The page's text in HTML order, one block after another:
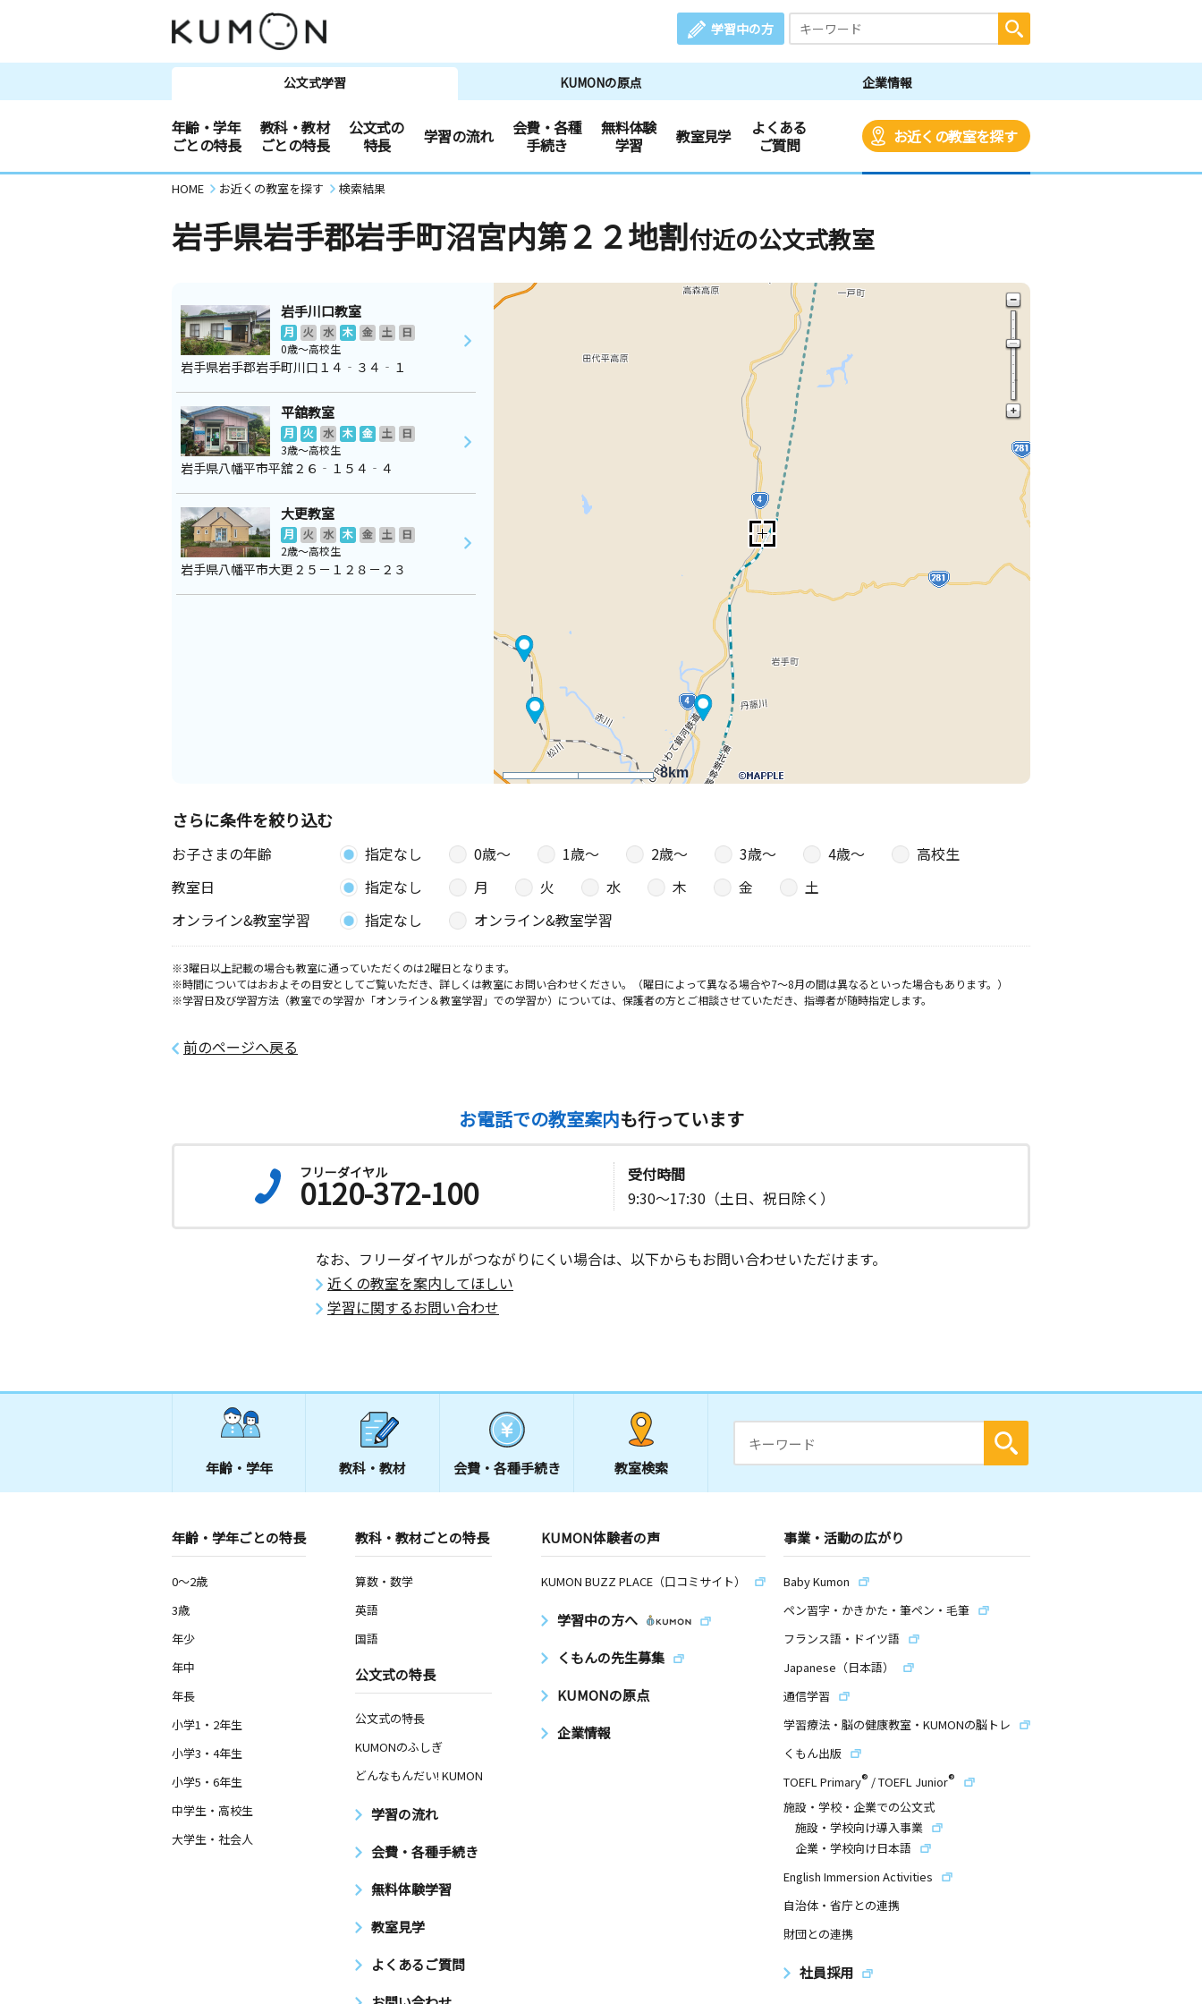
学習中の方
公文式学習 KUMONの原点 企業情報
年齢・学年
ごとの特長
教科・教材
ごとの特長
公文式の
特長
学習の流れ
会費・各種
手続き
無料体験
学習
教室見学
よくある
ご質問
お近くの教室を探す
HOME お近くの教室を探す 検索結果
岩手県岩手郡岩手町沼宮内第２２地割付近の公文式教室
8km
岩手川口教室
月 火 水 木 金 土
日
0歳～高校生
岩手県岩手郡岩手町川口１４‐３４‐１
平舘教室
月 火 水 木 金 土
日
3歳～高校生
岩手県八幡平市平舘２６‐１５４‐４
大更教室
月 火 水 木 金 土
日
2歳～高校生
岩手県八幡平市大更２５－１２８－２３
さらに条件を絞り込む
お子さまの年齢 指定なし 0歳〜 1歳〜 2歳〜 3歳〜 4歳〜
高校生
教室日
指定なし 月 火 水 木 金
土
オンライン&教室学習
指定なし オンライン&教室学習
※3曜日以上記載の場合も教室に通っていただくのは2曜日となります。
※時間についてはおおよその目安としてご覧いただき、詳しくは教室にお問い合わせください。（曜日によって異なる場合や7～8月の間は異なるといった場合もあります。）
※学習日及び学習方法（教室での学習か「オンライン＆教室学習」での学習か）については、保護者の方とご相談させていただき、指導者が随時指定します。
前のページへ戻る
お電話での教室案内も行っています
フリーダイヤル
0120-372-100
受付時間
9:30～17:30（土日、祝日除く）
なお、フリーダイヤルがつながりにくい場合は、以下からもお問い合わせいただけます。
近くの教室を案内してほしい
学習に関するお問い合わせ
年齢・学年 教科・教材 会費・ 各種手続き 教室検索
年齢・学年ごとの特長
0～2歳
3歳
年少
年中
年長
小学1・2年生
小学3・4年生
小学5・6年生
中学生・高校生
大学生・社会人
教科・教材ごとの特長
算数・数学
英語
国語
公文式の特長
公文式の特長
KUMONのふしぎ
どんなもんだい! KUMON
学習の流れ
会費・各種手続き
無料体験学習
教室見学
よくあるご質問
KUMON体験者の声
KUMON BUZZ PLACE（口コミサイト）
学習中の方へ
くもんの先生募集
KUMONの原点
企業情報
事業・活動の広がり
Baby Kumon
ペン習字・かきかた・筆ペン・毛筆
フランス語・ドイツ語
Japanese（日本語）
通信学習
学習療法・脳の健康教室・KUMONの脳トレ
くもん出版
TOEFL Primary® /TOEFL Junior®
施設・学校・企業での公文式
施設・学校向け導入事業
企業・学校向け日本語
English Immersion Activities
自治体・省庁との連携
財団との連携
社員採用